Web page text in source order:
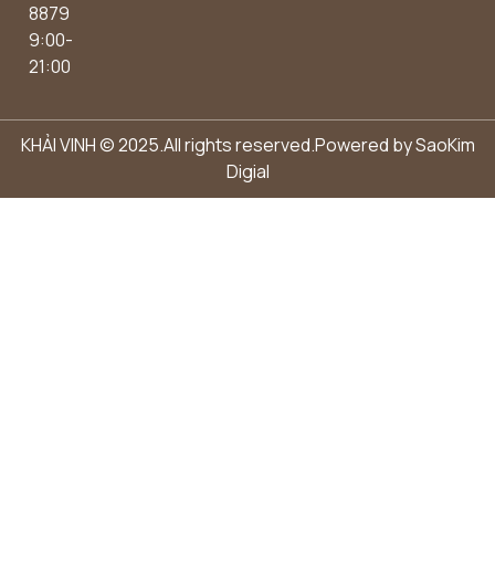
8879
9:00-
21:00
KHẢI VINH © 2025.All rights reserved.Powered bySaoKim
Digial